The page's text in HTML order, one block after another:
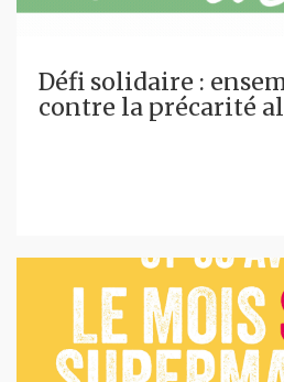
Défi solidaire :
contre la précarité